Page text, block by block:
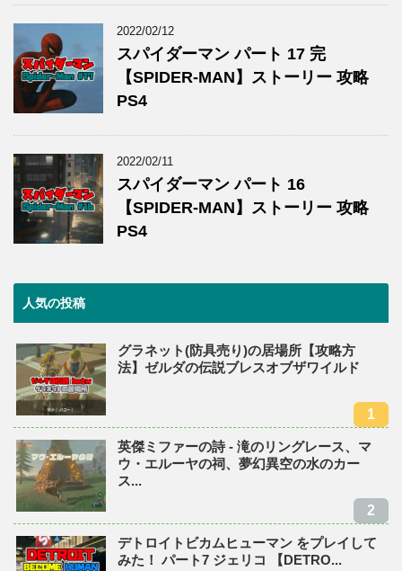
2022/02/12
スパイダーマン パート 17 完
【SPIDER-MAN】ストーリー 攻略
PS4
2022/02/11
スパイダーマン パート 16
【SPIDER-MAN】ストーリー 攻略
PS4
人気の投稿
グラネット(防具売り)の居場所【攻略方
法】ゼルダの伝説ブレスオブザワイルド
英傑ミファーの詩 - 滝のリングレース、マ
ウ・エルーヤの祠、夢幻異空の水のカー
ス...
デトロイトビカムヒューマン をプレイして
みた！ パート7 ジェリコ 【DETRO...